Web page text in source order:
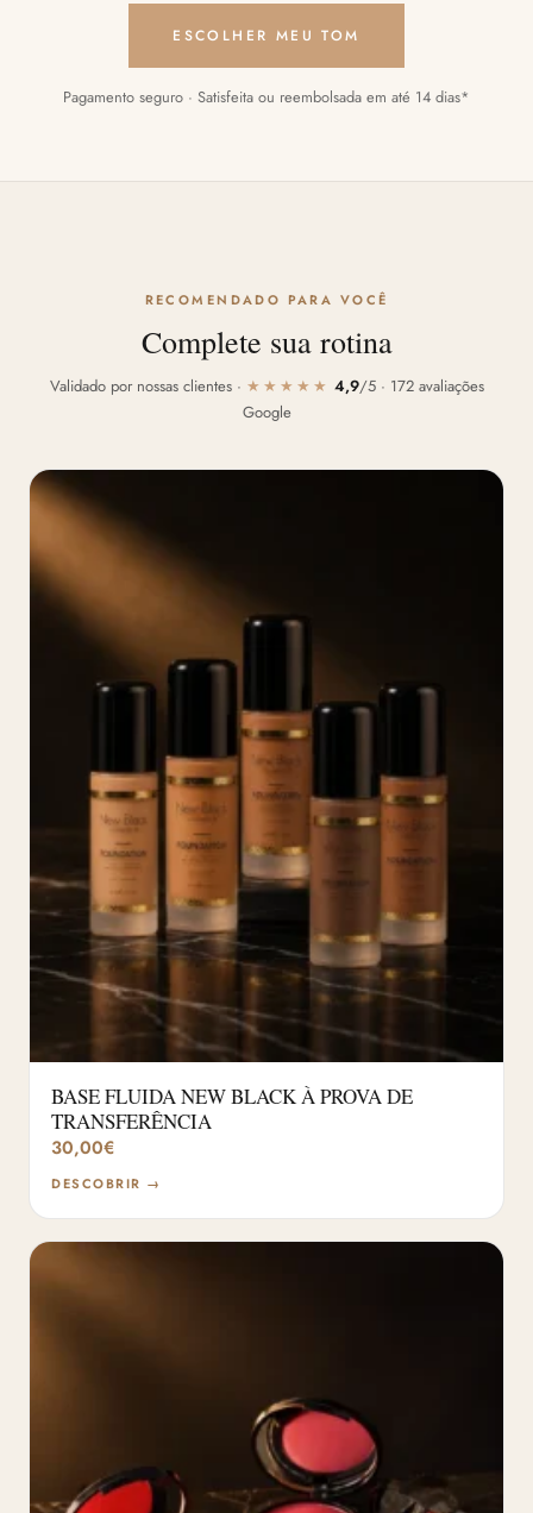
ESCOLHER MEU TOM
Pagamento seguro · Satisfeita ou reembolsada em até 14 dias*
RECOMENDADO PARA VOCÊ
Complete sua rotina
Validado por nossas clientes · ★★★★★ 4,9/5 · 172 avaliações
Google
BASE FLUIDA NEW BLACK À PROVA DE
TRANSFERÊNCIA
30,00€
DESCOBRIR →